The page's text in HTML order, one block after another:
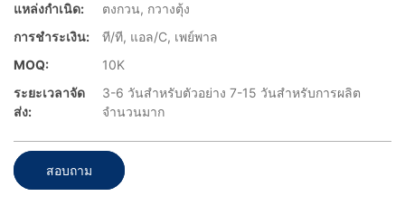
แหล่งกำเนิด:
ตงกวน, กวางตุ้ง
การชำระเงิน:
ที/ที, แอล/C, เพย์พาล
MOQ:
10K
ระยะเวลาจัด
ส่ง:
3-6 วันสำหรับตัวอย่าง 7-15 วันสำหรับการผลิต
จำนวนมาก
สอบถาม